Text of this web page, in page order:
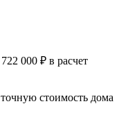
000 ₽ в расчет
стоимость дома